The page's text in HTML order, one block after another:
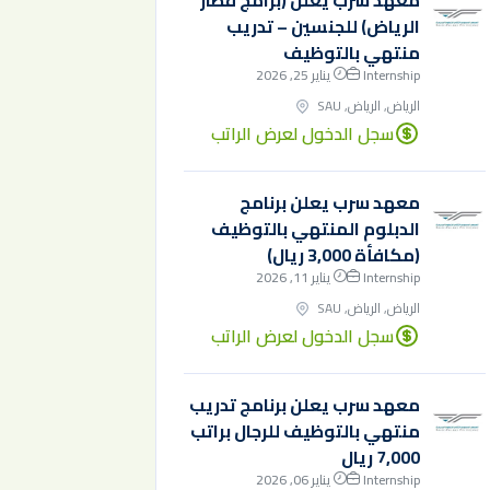
الرياض) للجنسين – تدريب
منتهي بالتوظيف
Internship
يناير 25, 2026
الرياض, الرياض, SAU
سجل الدخول لعرض الراتب
معهد سرب يعلن برنامج
الدبلوم المنتهي بالتوظيف
(مكافأة 3,000 ريال)
Internship
يناير 11, 2026
الرياض, الرياض, SAU
سجل الدخول لعرض الراتب
معهد سرب يعلن برنامج تدريب
منتهي بالتوظيف للرجال براتب
7,000 ريال
Internship يناير 06, 2026